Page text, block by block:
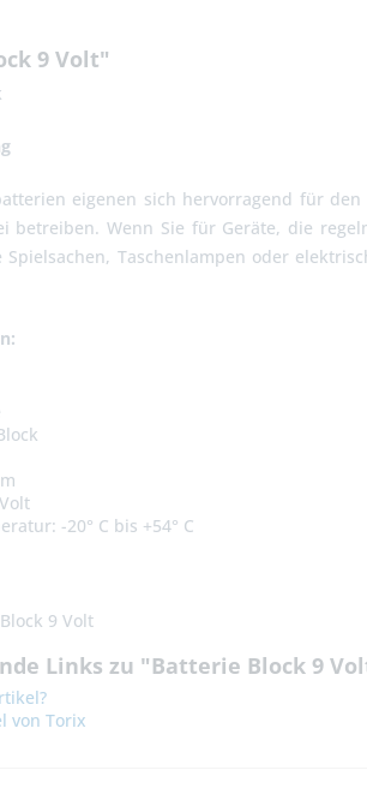
9 Volt"
eigenen sich hervorragend für
betreiben. Wenn Sie für Geräte, die
Spielsachen, Taschenlampen oder
-20° C bis +54° C
9 Volt
Links zu "Batterie Block 9
von Torix